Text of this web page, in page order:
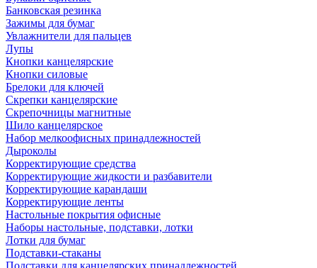
Банковская резинка
Зажимы для бумаг
Увлажнители для пальцев
Лупы
Кнопки канцелярские
Кнопки силовые
Брелоки для ключей
Скрепки канцелярские
Скрепочницы магнитные
Шило канцелярское
Набор мелкоофисных принадлежностей
Дыроколы
Корректирующие средства
Корректирующие жидкости и разбавители
Корректирующие карандаши
Корректирующие ленты
Настольные покрытия офисные
Наборы настольные, подставки, лотки
Лотки для бумаг
Подставки-стаканы
Подставки для канцелярских принадлежностей